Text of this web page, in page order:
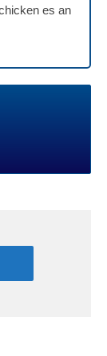
es an